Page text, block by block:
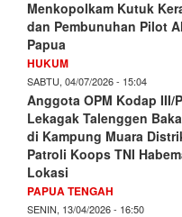
Menkopolkam Kutuk
dan Pembunuhan Pilot
Papua
HUKUM
SABTU, 04/07/2026 - 15:04
Anggota OPM Kodap III/
Lekagak Talenggen
di Kampung Muara
Patroli Koops TNI
Lokasi
PAPUA TENGAH
SENIN, 13/04/2026 - 16:50